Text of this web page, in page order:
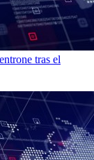
tras el